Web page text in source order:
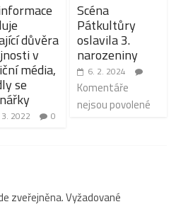
důvěra
v
média,
se
3. 2022 0
Scéna
Pátkultůry
oslavila 3.
narozeniny
6. 2. 2024
Komentáře
nejsou povolené
zveřejněna.Vyžadované